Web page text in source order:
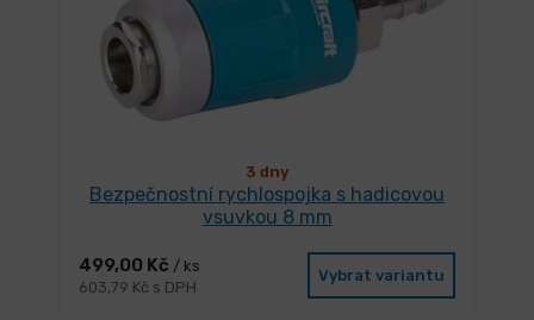
3 dny
Bezpečnostní rychlospojka s hadicovou
vsuvkou 8 mm
499,00 Kč / ks
603,79 Kč s DPH
Vybrat variantu